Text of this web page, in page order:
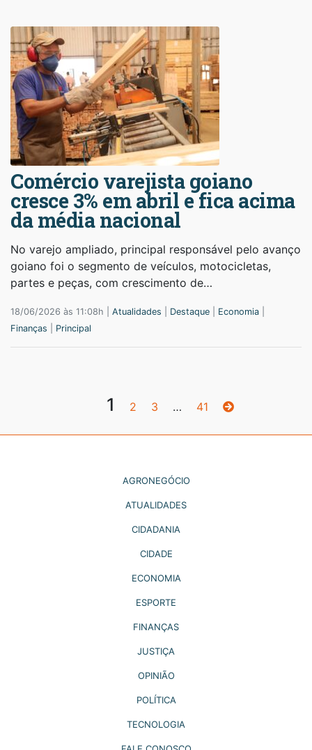
Comércio varejista goiano
cresce 3% em abril e fica acima
da média nacional
No varejo ampliado, principal responsável pelo avanço
goiano foi o segmento de veículos, motocicletas,
partes e peças, com crescimento de…
18/06/2026 às 11:08h | Atualidades Destaque Economia
Finanças
Principal
1 2 3 … 41
AGRONEGÓCIO
ATUALIDADES
CIDADANIA
CIDADE
ECONOMIA
ESPORTE
FINANÇAS
JUSTIÇA
OPINIÃO
POLÍTICA
TECNOLOGIA